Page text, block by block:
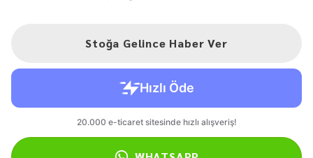
Stoğa Gelince Haber Ver